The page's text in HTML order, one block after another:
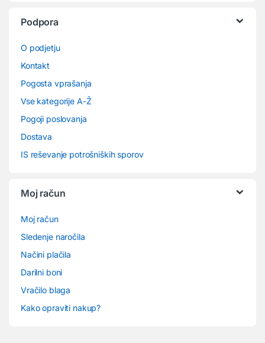
Podpora
O podjetju
Kontakt
Pogosta vprašanja
Vse kategorije A-Ž
Pogoji poslovanja
Dostava
IS reševanje potrošniških sporov
Moj račun
Moj račun
Sledenje naročila
Načini plačila
Darilni boni
Vračilo blaga
Kako opraviti nakup?